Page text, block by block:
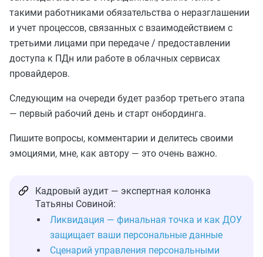
такими работниками обязательства о неразглашении
и учет процессов, связанных с взаимодействием с
третьими лицами при передаче / предоставлении
доступа к ПДн или работе в облачных сервисах
провайдеров.
Следующим на очереди будет разбор третьего этапа
— первый рабочий день и старт онбординга.
Пишите вопросы, комментарии и делитесь своими
эмоциями, мне, как автору — это очень важно.
Кадровый аудит — экспертная колонка
Татьяны Совиной:
Ликвидация — финальная точка и как ДОУ
защищает ваши персональные данные
Сценарий управления персональными